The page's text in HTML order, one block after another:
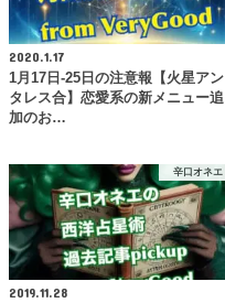
2020.1.17
1月17日-25日の注意報【火星アン
タレス合】恋愛系の新メニュー追
加のお…
辛口オネエ
2019.11.28